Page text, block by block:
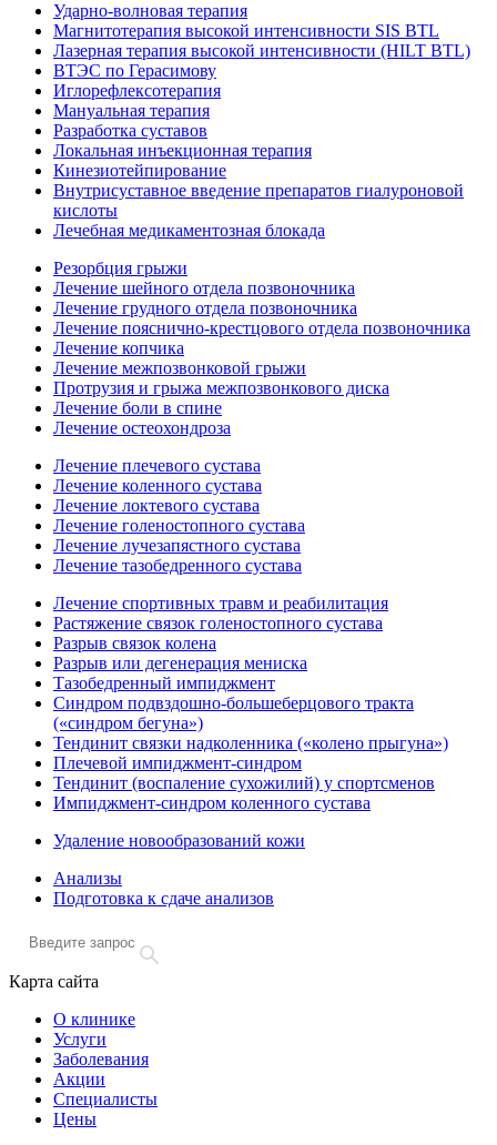
Ударно-волновая терапия
Магнитотерапия высокой интенсивности SIS BTL
Лазерная терапия высокой интенсивности (HILT BTL)
ВТЭС по Герасимову
Иглорефлексотерапия
Мануальная терапия
Разработка суставов
Локальная инъекционная терапия
Кинезиотейпирование
Внутрисуставное введение препаратов гиалуроновой
кислоты
Лечебная медикаментозная блокада
Резорбция грыжи
Лечение шейного отдела позвоночника
Лечение грудного отдела позвоночника
Лечение пояснично-крестцового отдела позвоночника
Лечение копчика
Лечение межпозвонковой грыжи
Протрузия и грыжа межпозвонкового диска
Лечение боли в спине
Лечение остеохондроза
Лечение плечевого сустава
Лечение коленного сустава
Лечение локтевого сустава
Лечение голеностопного сустава
Лечение лучезапястного сустава
Лечение тазобедренного сустава
Лечение спортивных травм и реабилитация
Растяжение связок голеностопного сустава
Разрыв связок колена
Разрыв или дегенерация мениска
Тазобедренный импиджмент
Синдром подвздошно-большеберцового тракта
(«синдром бегуна»)
Тендинит связки надколенника («колено прыгуна»)
Плечевой импиджмент-синдром
Тендинит (воспаление сухожилий) у спортсменов
Импиджмент-синдром коленного сустава
Удаление новообразований кожи
Анализы
Подготовка к сдаче анализов
Карта сайта
О клинике
Услуги
Заболевания
Акции
Специалисты
Цены